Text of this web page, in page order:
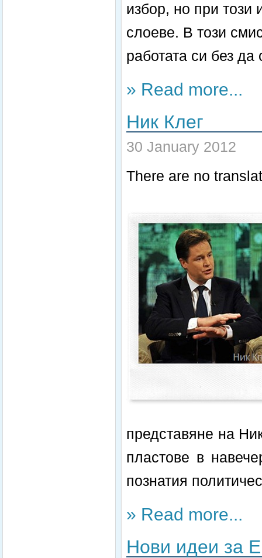
избор, но при този
слоеве. В този
работата си без да
» Read more...
Ник Клег
30 January 2012
There are no
представяне на
пластове в
познатия
» Read more...
Нови идеи за